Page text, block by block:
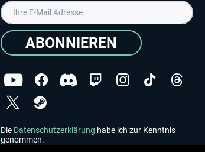
ABONNIEREN
Die Datenschutzerklärung habe ich zur Kenntnis
genommen.